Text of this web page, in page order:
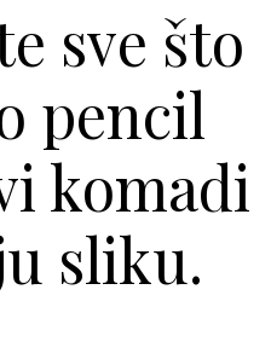
sve što
pencil
komadi
sliku.